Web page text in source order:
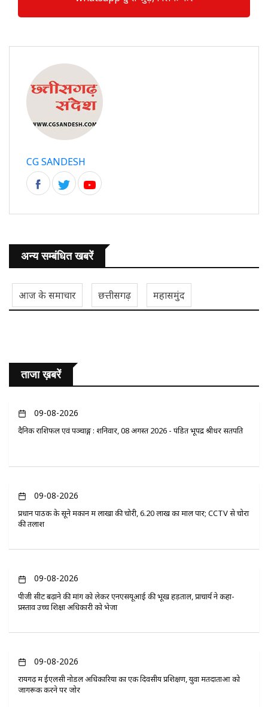
CG SANDESH
अन्य सम्बंधित खबरें
आज के समाचार छत्तीसगढ़ महासमुंद
ताजा ख़बरें
09-08-2026
दैनिक राशिफल एवं पञ्चाङ्ग : शनिवार, 08 अगस्त 2026 - पंडित भूपेंद्र श्रीधर सतपति
09-08-2026
प्रधान पाठक के सूने मकान में लाखों की चोरी, 6.20 लाख का माल पार; CCTV से चोरों
की तलाश
09-08-2026
पीजी सीट बढ़ाने की मांग को लेकर एनएसयूआई की भूख हड़ताल, प्राचार्य ने कहा-
प्रस्ताव उच्च शिक्षा अधिकारी को भेजा
09-08-2026
रायगढ़ में ईएलसी नोडल अधिकारियों का एक दिवसीय प्रशिक्षण, युवा मतदाताओं को
जागरूक करने पर जोर